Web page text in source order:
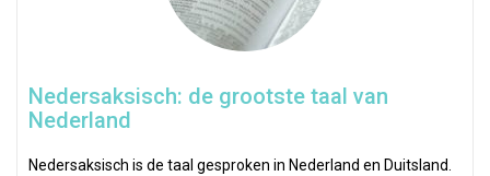
Nedersaksisch: de grootste taal van
Nederland
Nedersaksisch is de taal gesproken in Nederland en Duitsland.